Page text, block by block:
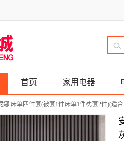
首页 家用电器
娜 床单四件套(被套1件床单1件枕套2件)(适